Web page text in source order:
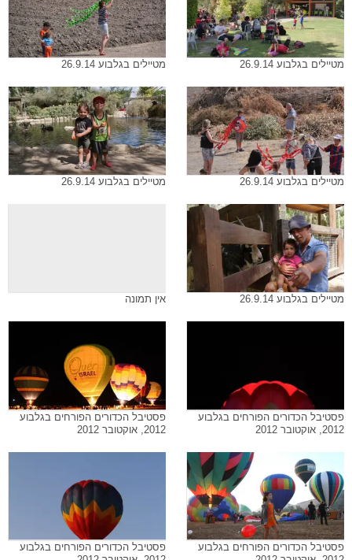
מטיילים בגלבוע 26.9.14 מטיילים בגלבוע 26.9.14
מטיילים בגלבוע 26.9.14 מטיילים בגלבוע 26.9.14
מטיילים בגלבוע 26.9.14 אין תמונה
פסטיבל הכדורים הפורחים בגלבוע
2012, אוקטובר 2012
פסטיבל הכדורים הפורחים בגלבוע
2012, אוקטובר 2012
פסטיבל הכדורים הפורחים בגלבוע
פסטיבל הכדורים הפורחים בגלבוע